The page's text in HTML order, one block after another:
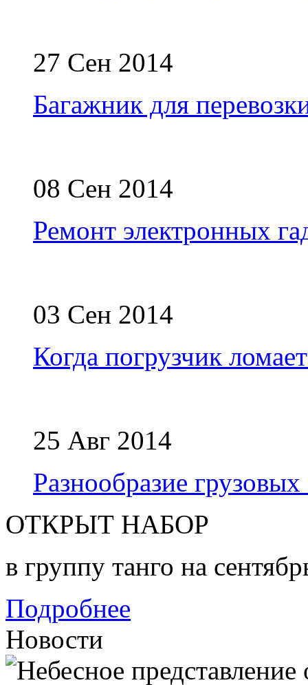
27 Сен 2014
Багажник для
08 Сен 2014
Ремонт электронных
03 Сен 2014
Когда погрузчик
25 Авг 2014
Разнообразие
ОТКРЫТ НАБОР
в группу танго на
Подробнее
Новости